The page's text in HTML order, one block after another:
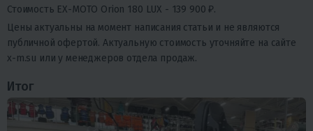
Стоимость EX-MOTO Orion 180 LUX - 139 900 ₽.
Цены актуальны на момент написания статьи и не являются
публичной офертой. Актуальную стоимость уточняйте на сайте
x-m.su или у менеджеров отдела продаж.
Итог